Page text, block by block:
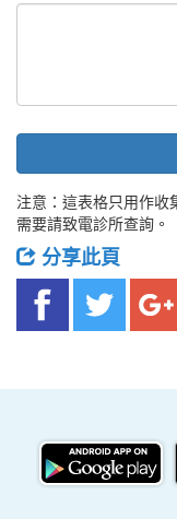
注意：這表格只用作
需要請致電診所查詢。
分享此頁